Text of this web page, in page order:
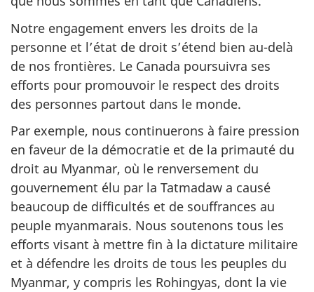
Notre engagement envers les droits de la
personne et l’état de droit s’étend bien au-delà
de nos frontières. Le Canada poursuivra ses
efforts pour promouvoir le respect des droits
des personnes partout dans le monde.
Par exemple, nous continuerons à faire pression
en faveur de la démocratie et de la primauté du
droit au Myanmar, où le renversement du
gouvernement élu par la Tatmadaw a causé
beaucoup de difficultés et de souffrances au
peuple myanmarais. Nous soutenons tous les
efforts visant à mettre fin à la dictature militaire
et à défendre les droits de tous les peuples du
Myanmar, y compris les Rohingyas, dont la vie